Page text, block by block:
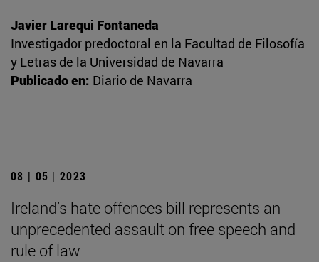
Javier Larequi Fontaneda
Investigador predoctoral en la Facultad de Filosofía
y Letras de la Universidad de Navarra
Publicado en: Diario de Navarra
08 | 05 | 2023
Ireland’s hate offences bill represents an
unprecedented assault on free speech and
rule of law